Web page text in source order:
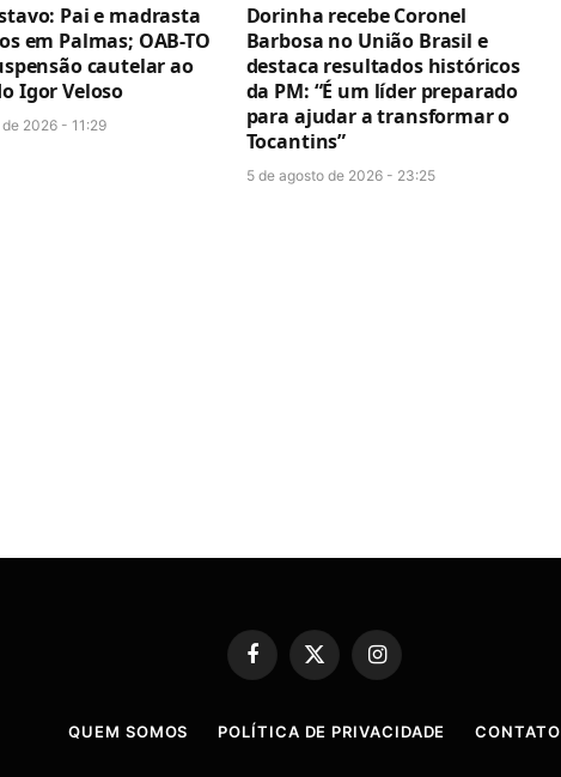
Pai e madrasta
em Palmas; OAB-TO
cautelar ao
Igor Veloso
2026 - 11:29
Dorinha recebe Coronel
Barbosa no União Brasil e
destaca resultados históricos
da PM: “É um líder preparado
para ajudar a transformar o
Tocantins”
5 de agosto de 2026 - 23:25
Facebook
X
(Twitter)
Instagram
QUEM SOMOS POLÍTICA DE PRIVACIDADE CONTATO